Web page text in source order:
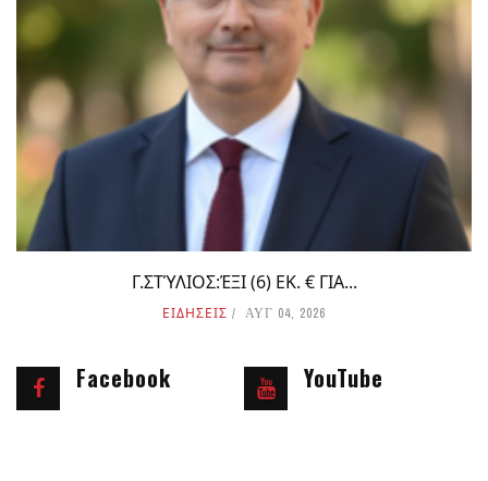
Γ.ΣΤΎΛΙΟΣ:ΈΞΙ (6) ΕΚ. € ΓΙΑ...
ΕΙΔΗΣΕΙΣ ΑΥΓ 04, 2026
Facebook YouTube